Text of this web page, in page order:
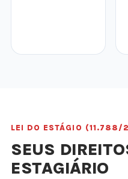
LEI DO ESTÁGIO
SEUS
ESTAGIÁRIO